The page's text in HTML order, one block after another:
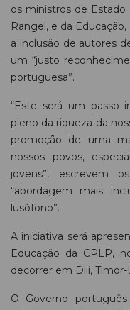
os ministros de Estado
Rangel, e da
a inclusão de autores
um “justo
portuguesa”.
“Este será um passo
pleno da riqueza da
promoção de uma
nossos povos,
jovens”, escrevem
“abordagem mais
lusófono”.
A iniciativa será
Educação da CPLP,
decorrer em Dili, Timor-
O Governo